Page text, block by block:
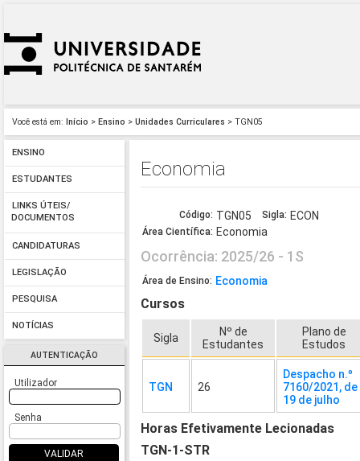
Você está em: Início > Ensino > Unidades Curriculares > TGN05
ENSINO
ESTUDANTES
LINKS ÚTEIS/
DOCUMENTOS
CANDIDATURAS
LEGISLAÇÃO
PESQUISA
NOTÍCIAS
AUTENTICAÇÃO
Utilizador
Senha
VALIDAR
Economia
Código: TGN05 Sigla: ECON
Área Científica: Economia
Ocorrência: 2025/26 - 1S
Área de Ensino: Economia
Cursos
Sigla
Nº de
Estudantes
Plano de
Estudos
TGN 26
Despacho n.º
7160/2021, de
19 de julho
Horas Efetivamente Lecionadas
TGN-1-STR